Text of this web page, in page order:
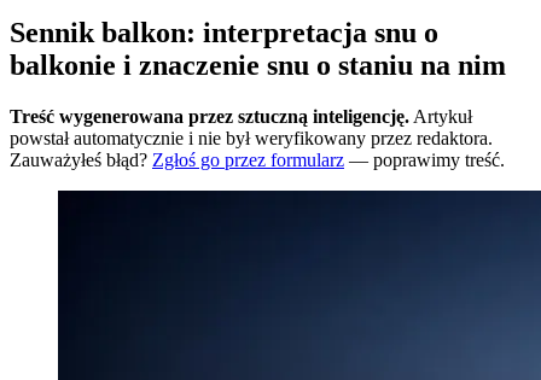
Sennik balkon: interpretacja snu o
balkonie i znaczenie snu o staniu na nim
Treść wygenerowana przez sztuczną inteligencję. Artykuł
powstał automatycznie i nie był weryfikowany przez redaktora.
Zauważyłeś błąd? Zgłoś go przez formularz — poprawimy treść.